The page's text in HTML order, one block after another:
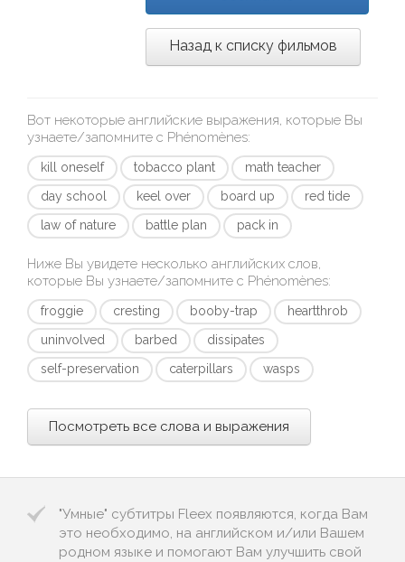
Назад к списку фильмов
Вот некоторые английские выражения, которые Вы
узнаете/запомните с Phénomènes:
kill oneself tobacco plant
math teacher
day school
keel over board up
red tide
law of nature
battle plan pack in
Ниже Вы увидете несколько английских слов,
которые Вы узнаете/запомните с Phénomènes:
froggie cresting booby-trap
heartthrob
uninvolved
barbed
dissipates
self-preservation
caterpillars wasps
Посмотреть все слова и выражения
"Умные" субтитры Fleex появляются, когда Вам
это необходимо, на английском и/или Вашем
родном языке и помогают Вам улучшить свой